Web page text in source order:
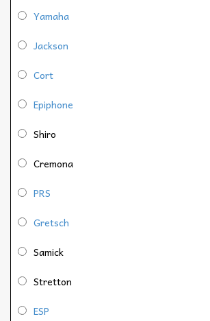
Yamaha
Jackson
Cort
Epiphone
Shiro
Cremona
PRS
Gretsch
Samick
Stretton
ESP